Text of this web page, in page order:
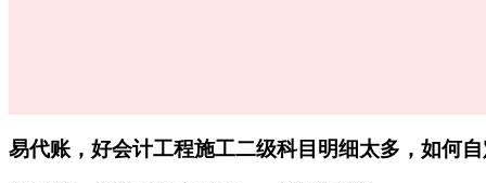
易代账，好会计工程施工二级科目明细太多，如何